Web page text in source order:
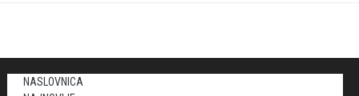
NASLOVNICA